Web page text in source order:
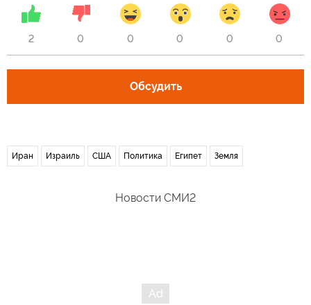
2 0 0 0 0 0
Обсудить
Иран Израиль США Политика Египет Земля
Новости СМИ2